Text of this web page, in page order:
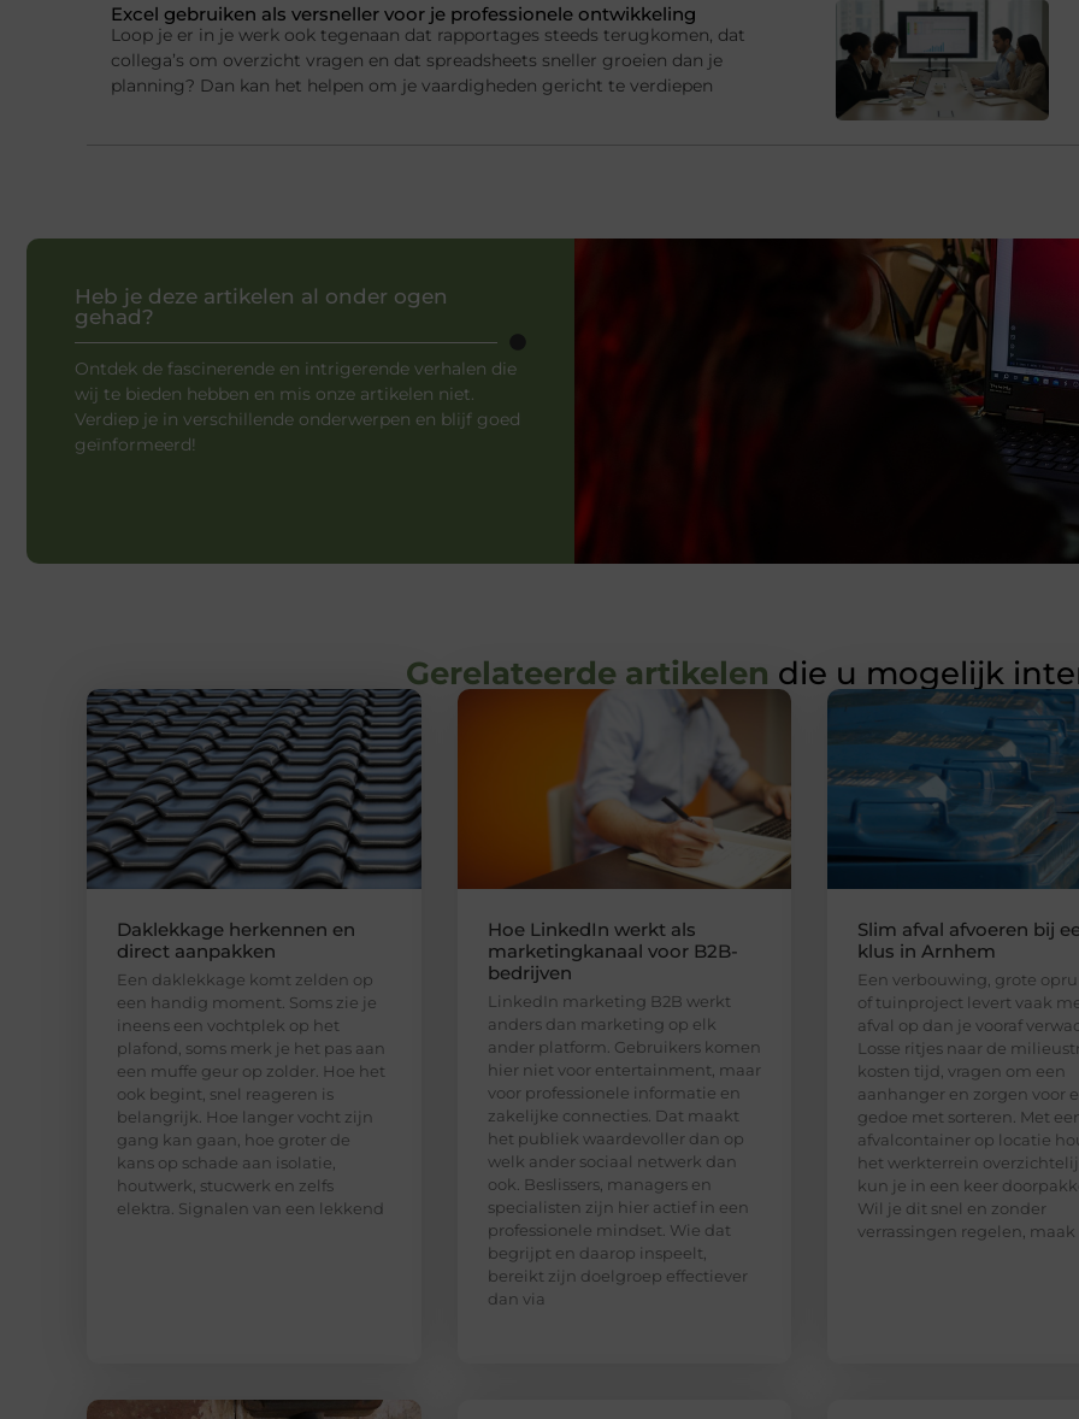
Excel gebruiken als versneller voor je professionele ontwikkeling
Loop je er in je werk ook tegenaan dat rapportages steeds terugkomen, dat
collega’s om overzicht vragen en dat spreadsheets sneller groeien dan je
planning? Dan kan het helpen om je vaardigheden gericht te verdiepen
Heb je deze artikelen al onder ogen
gehad?
Ontdek de fascinerende en intrigerende verhalen die
wij te bieden hebben en mis onze artikelen niet.
Verdiep je in verschillende onderwerpen en blijf goed
geïnformeerd!
Gerelateerde artikelen die u mogelijk
Daklekkage herkennen en
direct aanpakken
Een daklekkage komt zelden op
een handig moment. Soms zie je
ineens een vochtplek op het
plafond, soms merk je het pas aan
een muffe geur op zolder. Hoe het
ook begint, snel reageren is
belangrijk. Hoe langer vocht zijn
gang kan gaan, hoe groter de
kans op schade aan isolatie,
houtwerk, stucwerk en zelfs
elektra. Signalen van een lekkend
Hoe LinkedIn werkt als
marketingkanaal voor B2B-
bedrijven
LinkedIn marketing B2B werkt
anders dan marketing op elk
ander platform. Gebruikers komen
hier niet voor entertainment, maar
voor professionele informatie en
zakelijke connecties. Dat maakt
het publiek waardevoller dan op
welk ander sociaal netwerk dan
ook. Beslissers, managers en
specialisten zijn hier actief in een
professionele mindset. Wie dat
begrijpt en daarop inspeelt,
bereikt zijn doelgroep effectiever
dan via
Slim afval afvoeren bij
klus in Arnhem
Een verbouwing, grote
of tuinproject levert vaak
afval op dan je vooraf
Losse ritjes naar de
kosten tijd, vragen om een
aanhanger en zorgen voor
gedoe met sorteren. Met
afvalcontainer op locatie
het werkterrein
kun je in een keer
Wil je dit snel en zonder
verrassingen regelen,